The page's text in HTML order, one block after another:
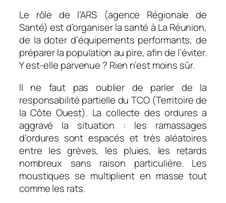
Le rôle de l’ARS (agence Régionale de
Santé) est d’organiser la santé à La Réunion,
de la doter d’équipements performants, de
préparer la population au pire, afin de l’éviter.
Y est-elle parvenue ? Rien n’est moins sûr.
Il ne faut pas oublier de parler de la
responsabilité partielle du TCO (Territoire de
la Côte Ouest). La collecte des ordures a
aggravé la situation : les ramassages
d’ordures sont espacés et très aléatoires
entre les grèves, les pluies, les retards
nombreux sans raison particulière. Les
moustiques se multiplient en masse tout
comme les rats.